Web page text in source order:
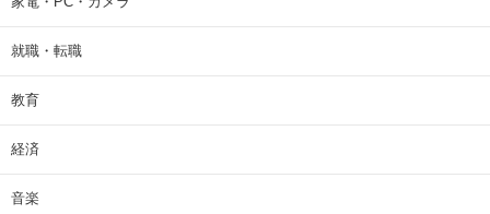
就職・転職
教育
経済
音楽